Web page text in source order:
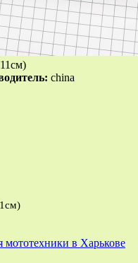
china
мототехники в Харькове